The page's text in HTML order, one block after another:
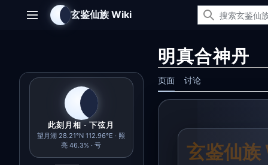
主菜单 玄鉴仙族 Wiki
此刻月相 · 下弦月
望月湖 28.21°N 112.96°E · 照
亮 46.3% · 亏
明真合神丹
页面 讨论
玄鉴仙